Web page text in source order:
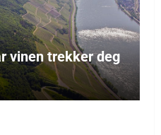
vinen trekker deg